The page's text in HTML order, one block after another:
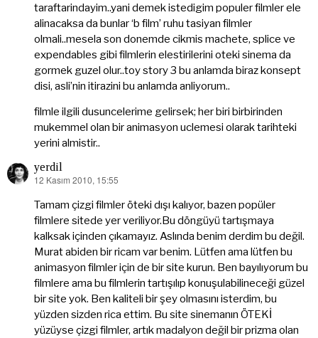
taraftarindayim..yani demek istedigim populer filmler ele
alinacaksa da bunlar ‘b film’ ruhu tasiyan filmler
olmali..mesela son donemde cikmis machete, splice ve
expendables gibi filmlerin elestirilerini oteki sinema da
gormek guzel olur..toy story 3 bu anlamda biraz konsept
disi, asli’nin itirazini bu anlamda anliyorum..
filmle ilgili dusuncelerime gelirsek; her biri birbirinden
mukemmel olan bir animasyon uclemesi olarak tarihteki
yerini almistir..
yerdil
dedi
12 Kasım 2010, 15:55
Tamam çizgi filmler öteki dışı kalıyor, bazen popüler
filmlere sitede yer veriliyor.Bu döngüyü tartışmaya
kalksak içinden çıkamayız. Aslında benim derdim bu değil.
Murat abiden bir ricam var benim. Lütfen ama lütfen bu
animasyon filmler için de bir site kurun. Ben bayılıyorum bu
filmlere ama bu filmlerin tartışılıp konuşulabilineceği güzel
bir site yok. Ben kaliteli bir şey olmasını isterdim, bu
yüzden sizden rica ettim. Bu site sinemanın ÖTEKİ
yüzüyse çizgi filmler, artık madalyon değil bir prizma olan